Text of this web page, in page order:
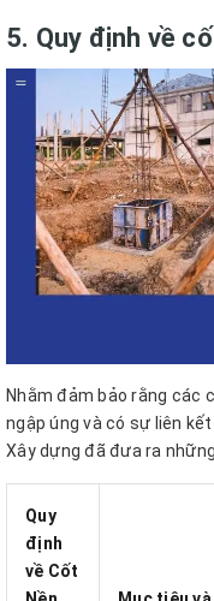
5. Quy định về
Nhằm đảm bảo rằng các
ngập úng và có sự liên
Xây dựng đã đưa ra
Quy
định
về Cốt